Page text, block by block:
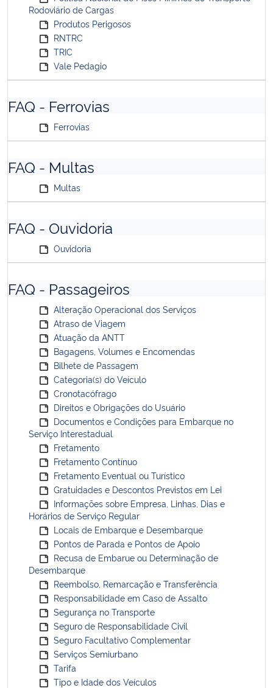
Rodoviário de Cargas
Produtos Perigosos
RNTRC
TRIC
Vale Pedagio
FAQ - Ferrovias
Ferrovias
FAQ - Multas
Multas
FAQ - Ouvidoria
Ouvidoria
FAQ - Passageiros
Alteração Operacional dos Serviços
Atraso de Viagem
Atuação da ANTT
Bagagens, Volumes e Encomendas
Bilhete de Passagem
Categoria(s) do Veículo
Cronotacófrago
Direitos e Obrigações do Usuário
Documentos e Condições para Embarque no
Serviço Interestadual
Fretamento
Fretamento Contínuo
Fretamento Eventual ou Turístico
Gratuidades e Descontos Previstos em Lei
Informações sobre Empresa, Linhas, Dias e
Horários de Serviço Regular
Locais de Embarque e Desembarque
Pontos de Parada e Pontos de Apoio
Recusa de Embarue ou Determinação de
Desembarque
Reembolso, Remarcação e Transferência
Responsabilidade em Caso de Assalto
Segurança no Transporte
Seguro de Responsabilidade Civil
Seguro Facultativo Complementar
Serviços Semiurbano
Tarifa
Tipo e Idade dos Veículos